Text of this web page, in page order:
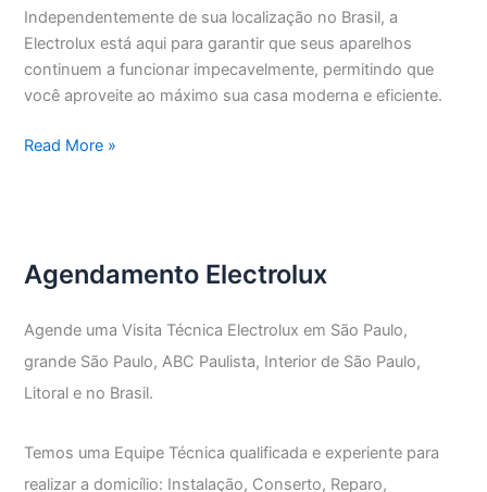
Independentemente de sua localização no Brasil, a
Electrolux está aqui para garantir que seus aparelhos
continuem a funcionar impecavelmente, permitindo que
você aproveite ao máximo sua casa moderna e eficiente.
Assistência
Mazzei
Read More »
Agendamento Electrolux
Agende uma Visita Técnica Electrolux em São Paulo,
grande São Paulo, ABC Paulista, Interior de São Paulo,
Litoral e no Brasil.
Temos uma Equipe Técnica qualificada e experiente para
realizar a domicílio: Instalação, Conserto, Reparo,